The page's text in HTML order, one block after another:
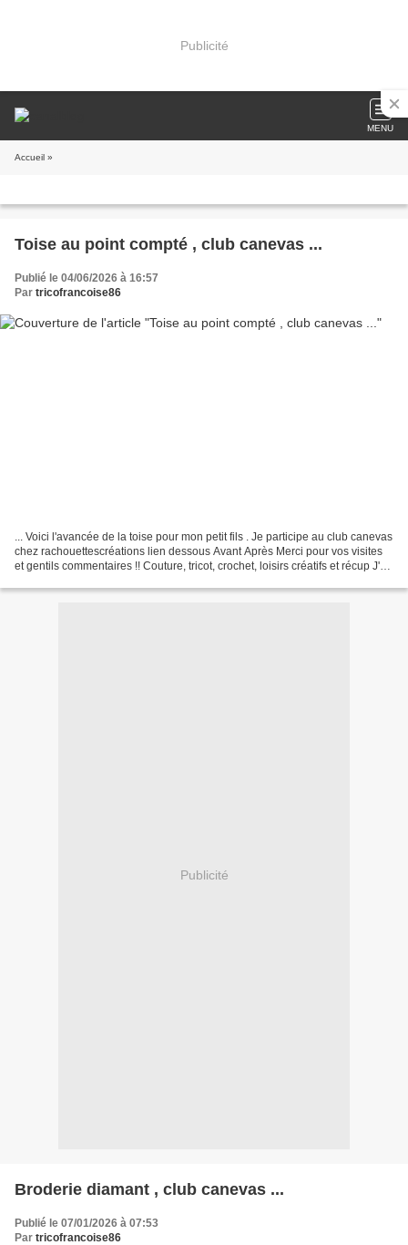
Publicité
MENU
Accueil »
Toise au point compté , club canevas ...
Publié le 04/06/2026 à 16:57
Par tricofrancoise86
... Voici l'avancée de la toise pour mon petit fils . Je participe au club canevas
chez rachouettescréations lien dessous Avant Après Merci pour vos visites
et gentils commentaires !! Couture, tricot, crochet, loisirs créatifs et récup J'ai
Publicité
Broderie diamant , club canevas ...
Publié le 07/01/2026 à 07:53
Par tricofrancoise86